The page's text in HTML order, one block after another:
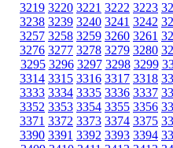
3219 3220 3221 3222 3223
3238 3239 3240 3241 3242
3257 3258 3259 3260 3261
3276 3277 3278 3279 3280
3295 3296 3297 3298 3299
3314 3315 3316 3317 3318
3333 3334 3335 3336 3337
3352 3353 3354 3355 3356
3371 3372 3373 3374 3375
3390 3391 3392 3393 3394